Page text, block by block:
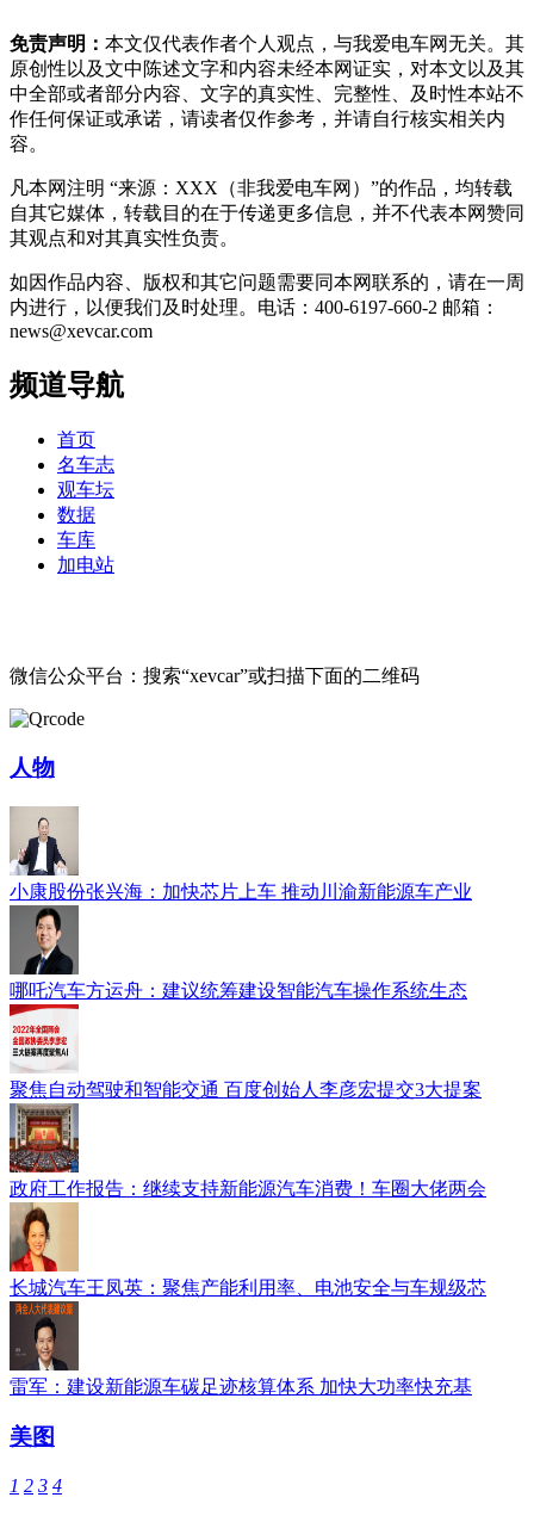
免责声明： 本文仅代表作者个人观点，与我爱电车网无关。其
原创性以及文中陈述文字和内容未经本网证实，对本文以及其
中全部或者部分内容、文字的真实性、完整性、及时性本站不
作任何保证或承诺，请读者仅作参考，并请自行核实相关内
容。
凡本网注明 “来源：XXX（非我爱电车网）”的作品，均转载
自其它媒体，转载目的在于传递更多信息，并不代表本网赞同
其观点和对其真实性负责。
如因作品内容、版权和其它问题需要同本网联系的，请在一周
内进行，以便我们及时处理。电话：400-6197-660-2 邮箱：
news@xevcar.com
频道导航
首页
名车志
观车坛
数据
车库
加电站
微信公众平台：搜索“xevcar”或扫描下面的二维码
人物
小康股份张兴海：加快芯片上车 推动川渝新能源车产业
哪吒汽车方运舟：建议统筹建设智能汽车操作系统生态
聚焦自动驾驶和智能交通 百度创始人李彦宏提交3大提案
政府工作报告：继续支持新能源汽车消费！车圈大佬两会
长城汽车王凤英：聚焦产能利用率、电池安全与车规级芯
雷军：建设新能源车碳足迹核算体系 加快大功率快充基
美图
1 2 3 4